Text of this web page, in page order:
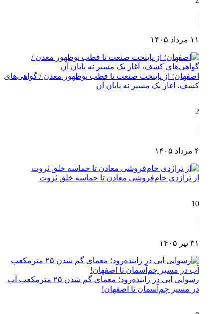
۱۱ مرداد ۱۴۰۵
اصفهان؛ از پایتخت صنعت تا قطب نوظهور معدن / گواهی‌های
کشف، آغاز یک مسیر نه پایان آن
2
۴ مرداد ۱۴۰۵
از تراژدی خام‌فروشی معادن تا حماسه خلق ثروت
10
۳۱ تیر ۱۴۰۵
رسوایی آبی در زاینده‌رود؛ معمای گم شدن ۲۵ مترمکعب آب
در مسیر چم‌آسمان تا اصفهان!